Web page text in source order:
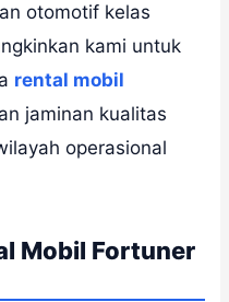
otomotif kelas
kami untuk
rental mobil
jaminan kualitas
operasional
Mobil Fortuner